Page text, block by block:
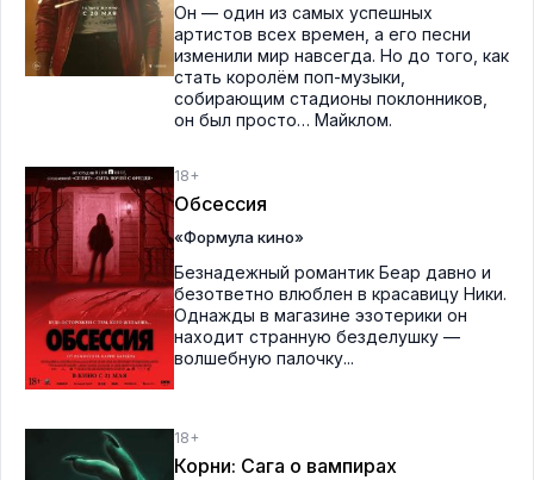
Он — один из самых успешных
артистов всех времен, а его песни
изменили мир навсегда. Но до того, как
стать королём поп-музыки,
собирающим стадионы поклонников,
он был просто… Майклом.
18+
Обсессия
«Формула кино»
Безнадежный романтик Беар давно и
безответно влюблен в красавицу Ники.
Однажды в магазине эзотерики он
находит странную безделушку —
волшебную палочку...
18+
Корни: Сага о вампирах